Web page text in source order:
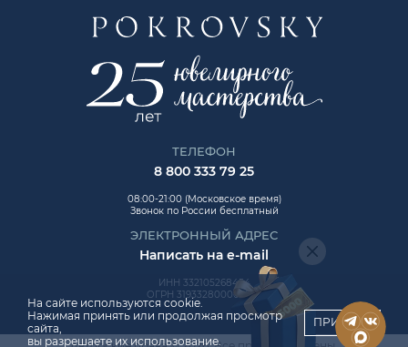
ТЕЛЕФОН
8 800 333 79 25
08:00-21:00 (Московское время)
Звонок по России бесплатный
ЭЛЕКТРОННЫЙ АДРЕС
Написать на e-mail
ИНН 332105268454
ОГРН 319332800006992
На сайте используются cookie.
Нажимая принять или продолжая просмотр
сайта,
вы разрешаете их использование.
ПРИНЯТЬ